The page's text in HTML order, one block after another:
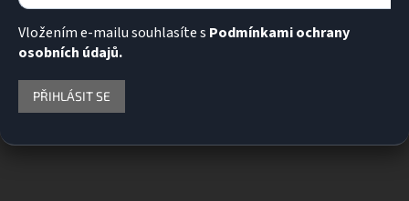
Vložením e-mailu souhlasíte s Podmínkami ochrany
osobních údajů.
PŘIHLÁSIT SE